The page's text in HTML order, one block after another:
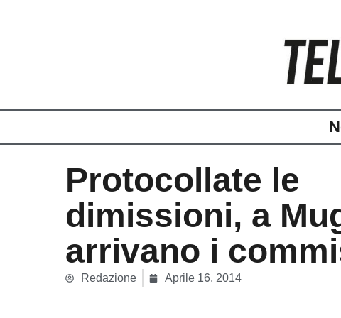
Protocollate le
dimissioni, a
arrivano i
Redazione Aprile 16, 2014